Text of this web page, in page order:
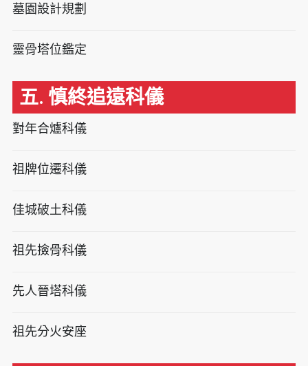
墓園設計規劃
靈骨塔位鑑定
五. 慎終追遠科儀
對年合爐科儀
祖牌位遷科儀
佳城破土科儀
祖先撿骨科儀
先人晉塔科儀
祖先分火安座